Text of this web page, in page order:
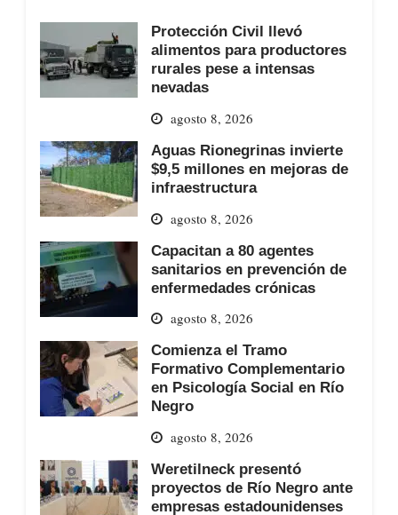
Protección Civil llevó
alimentos para productores
rurales pese a intensas
nevadas
agosto 8, 2026
Aguas Rionegrinas invierte
$9,5 millones en mejoras de
infraestructura
agosto 8, 2026
Capacitan a 80 agentes
sanitarios en prevención de
enfermedades crónicas
agosto 8, 2026
Comienza el Tramo
Formativo Complementario
en Psicología Social en Río
Negro
agosto 8, 2026
Weretilneck presentó
proyectos de Río Negro ante
empresas estadounidenses